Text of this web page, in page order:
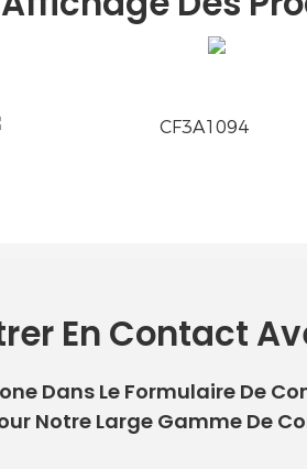
En Contact
Dans Le Formulaire De
Notre Large Gamme De